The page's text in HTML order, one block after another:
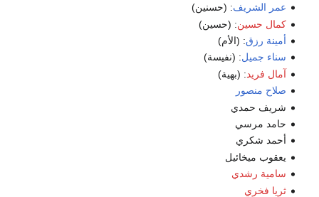
عمر الشريف: (حسنين)
كمال حسين: (حسين)
أمينة رزق: (الأم)
سناء جميل: (نفيسة)
آمال فريد: (بهية)
صلاح منصور
شريف حمدي
حامد مرسي
أحمد شكري
يعقوب ميخائيل
سامية رشدي
ثريا فخري